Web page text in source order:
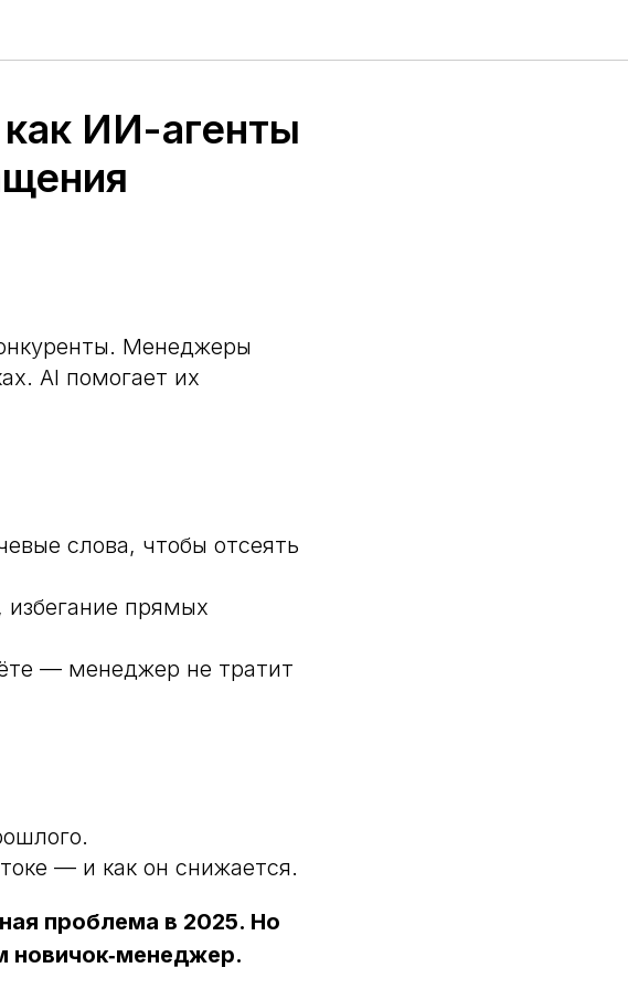
ИИ-агенты
Менеджеры
AI помогает их
слова, чтобы отсеять
избегание прямых
— менеджер не тратит
— и как он снижается.
проблема в 2025. Но
новичок‑менеджер.